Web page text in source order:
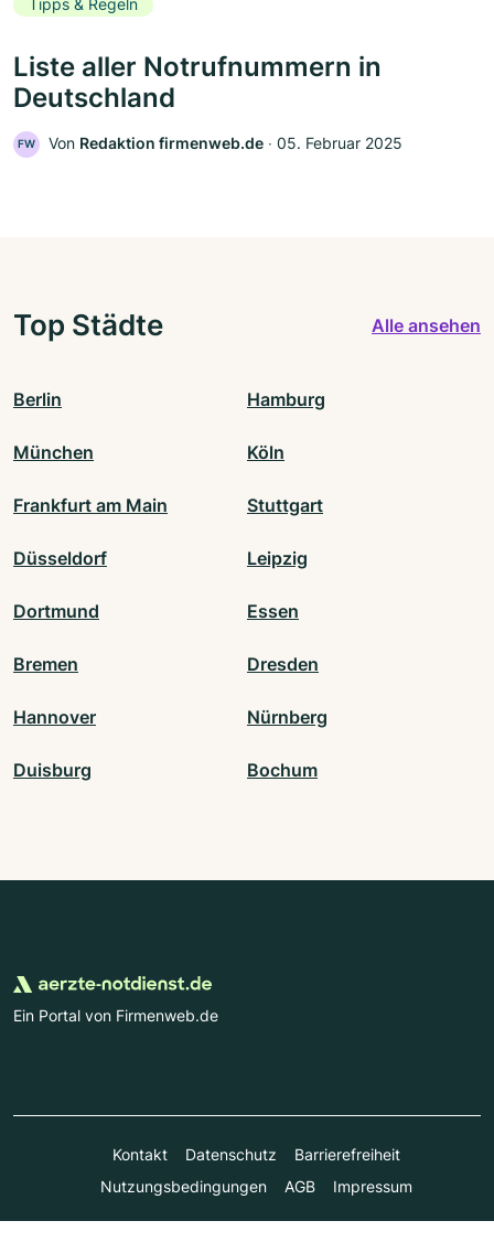
Tipps & Regeln
Liste aller Notrufnummern in
Deutschland
FW Von Redaktion firmenweb.de ‧ 05. Februar 2025
Top Städte Alle ansehen
Berlin Hamburg
München Köln
Frankfurt am Main Stuttgart
Düsseldorf Leipzig
Dortmund Essen
Bremen Dresden
Hannover Nürnberg
Duisburg Bochum
Ein Portal von Firmenweb.de
Kontakt Datenschutz
Barrierefreiheit
Nutzungsbedingungen
AGB Impressum